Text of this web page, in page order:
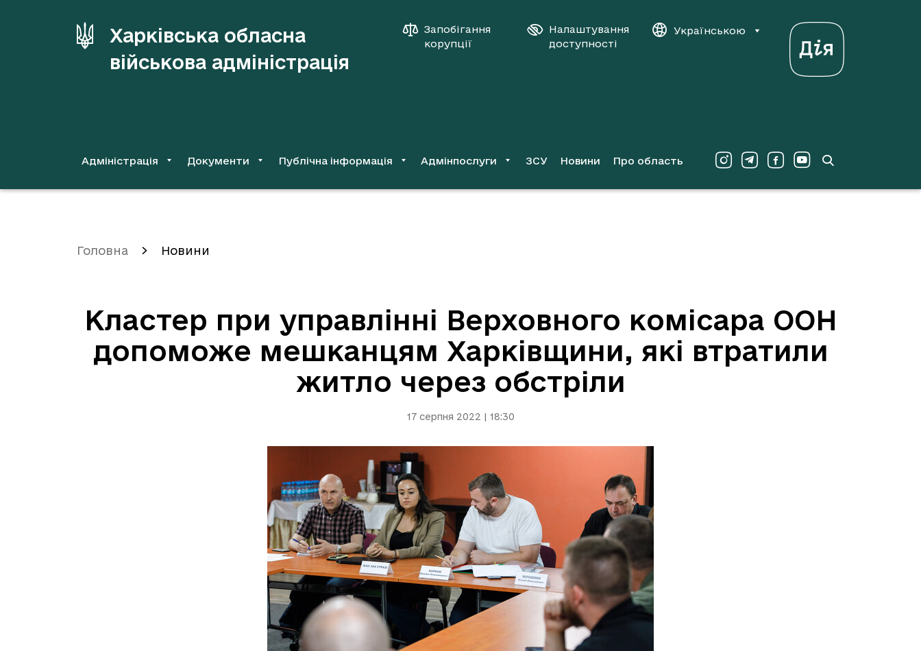
Харківська обласна
військова адміністрація
Запобігання
корупції
Налаштування
доступності
Українською
Адміністрація Документи Публічна інформація Адмінпослуги ЗСУ Новини Про область
Головна Новини
Кластер при управлінні Верховного комісара ООН
допоможе мешканцям Харківщини, які втратили
житло через обстріли
17 серпня 2022 | 18:30